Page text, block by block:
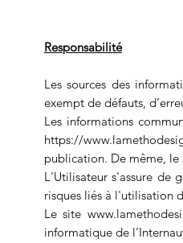
Responsabilité
Les sources des
exempt de défauts,
Les informations
https://
publication. De même, le
L'Utilisateur s'assure de
risques liés à l'utilisation
Le site
informatique de